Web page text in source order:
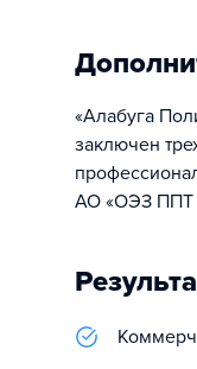
«Алабуга
заключен
АО «ОЭЗ ППТ